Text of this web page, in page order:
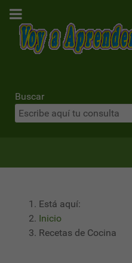
Buscar
Está aquí:
Inicio
Recetas de Cocina